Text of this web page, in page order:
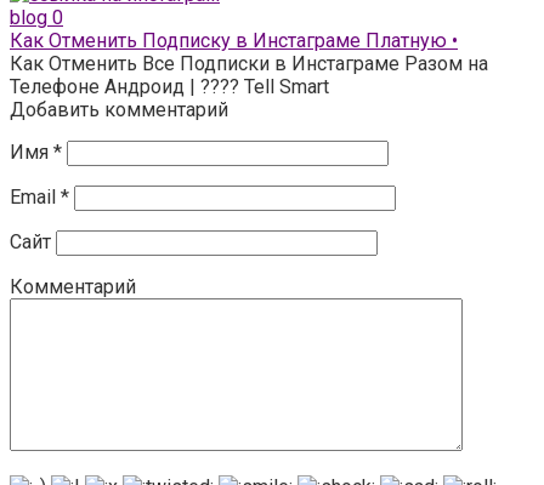
blog 0
Как Отменить Подписку в Инстаграме Платную •
Как Отменить Все Подписки в Инстаграме Разом на
Телефоне Андроид | ???? Tell Smart
Добавить комментарий
Имя *
Email *
Сайт
Комментарий